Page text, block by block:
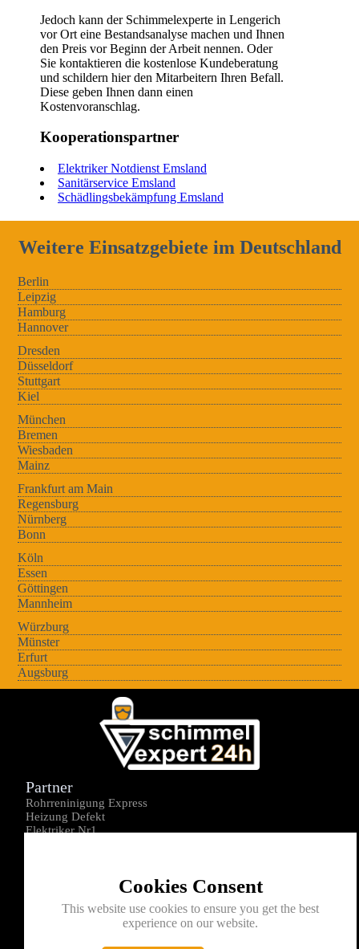
Jedoch kann der Schimmelexperte in Lengerich
vor Ort eine Bestandsanalyse machen und Ihnen
den Preis vor Beginn der Arbeit nennen. Oder
Sie kontaktieren die kostenlose Kundeberatung
und schildern hier den Mitarbeitern Ihren Befall.
Diese geben Ihnen dann einen
Kostenvoranschlag.
Kooperationspartner
Elektriker Notdienst Emsland
Sanitärservice Emsland
Schädlingsbekämpfung Emsland
Weitere Einsatzgebiete im Deutschland
Berlin
Leipzig
Hamburg
Hannover
Dresden
Düsseldorf
Stuttgart
Kiel
München
Bremen
Wiesbaden
Mainz
Frankfurt am Main
Regensburg
Nürnberg
Bonn
Köln
Essen
Göttingen
Mannheim
Würzburg
Münster
Erfurt
Augsburg
Cookies Consent
This website use cookies to ensure you get the best
experience on our website.
Partner
Rohrreninigung Express
Heizung Defekt
Elektriker Nr1
Kontakt